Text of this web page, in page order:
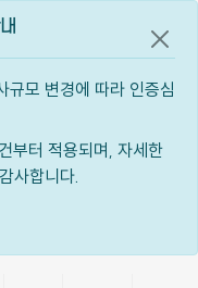
규모 변경에 따라 인증심
부터 적용되며, 자세한
사합니다.
공지